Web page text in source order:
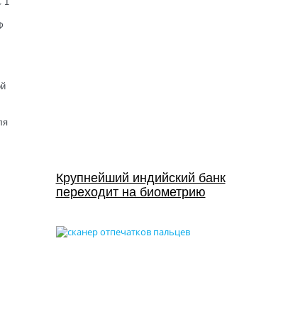
Крупнейший индийский банк
переходит на биометрию